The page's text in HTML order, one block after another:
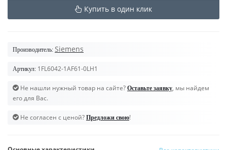
Купить в один клик
Производитель: Siemens
Артикул: 1FL6042-1AF61-0LH1
Не нашли нужный товар на сайте? Оставьте заявку, мы найдем
его для Вас.
Не согласен с ценой? Предложи свою!